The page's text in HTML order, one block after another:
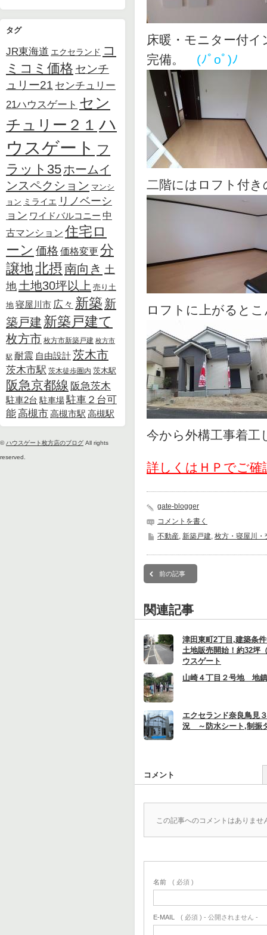
タグ
JR東海道 エクセランド コ
ミコミ価格 センチ
ュリー21 センチュリー
21ハウスゲート セン
チュリー２１ ハ
ウスゲート フ
ラット35ホームイ
ンスペクション マンシ
ョン ミライエ リノベーシ
ョン ワイドバルコニー 中
古マンション 住宅ロ
ーン 価格 価格変更 分
譲地北摂南向き 土
地 土地30坪以上 売り土
地 寝屋川市 広々 新築 新
築戸建 新築戸建て
枚方市 枚方市新築戸建 枚方市
駅 耐震 自由設計茨木市
茨木市駅 茨木徒歩圏内 茨木駅
阪急京都線 阪急茨木
駐車2台 駐車場駐車２台可
能高槻市高槻市駅 高槻駅
©ハウスゲート枚方店のブログ All rights
reserved.
床暖・モニター付
完備。 (ﾉﾟοﾟ)ﾉ
二階にはロフト付
ロフトに上がると
今から外構工事着
詳しくはＨＰでご
gate-blogger
コメントを書く
不動産, 新築戸建, 枚方・寝屋川
前の記事
関連記事
津田東町2丁目,建築条
土地販売開始！約32坪
ウスゲート
山崎４丁目２号地 地
エクセランド奈良鳥見
況 ～防水シート,制振
コメント
この記事へのコメントはありませ
名前 ( 必須 )
E-MAIL ( 必須 ) - 公開されません -